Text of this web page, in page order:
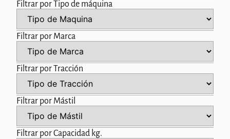
Filtrar por Tipo de máquina
Filtrar por Marca
Filtrar por Tracción
Filtrar por Mástil
Filtrar por Capacidad kg.